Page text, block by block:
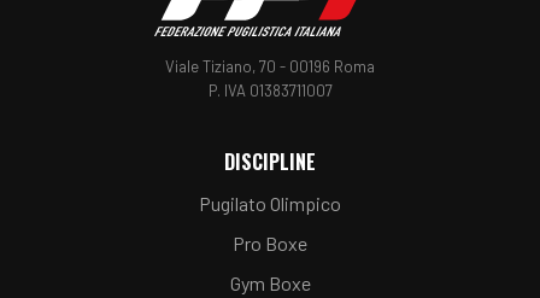
Viale Tiziano, 70 - 00196 Roma
P. IVA 01383711007
DISCIPLINE
Pugilato Olimpico
Pro Boxe
Gym Boxe